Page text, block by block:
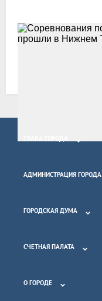
АДМИНИСТРАЦИЯ ГОРОДА
ГОРОДСКАЯ ДУМА
СЧЕТНАЯ ПАЛАТА
О ГОРОДЕ